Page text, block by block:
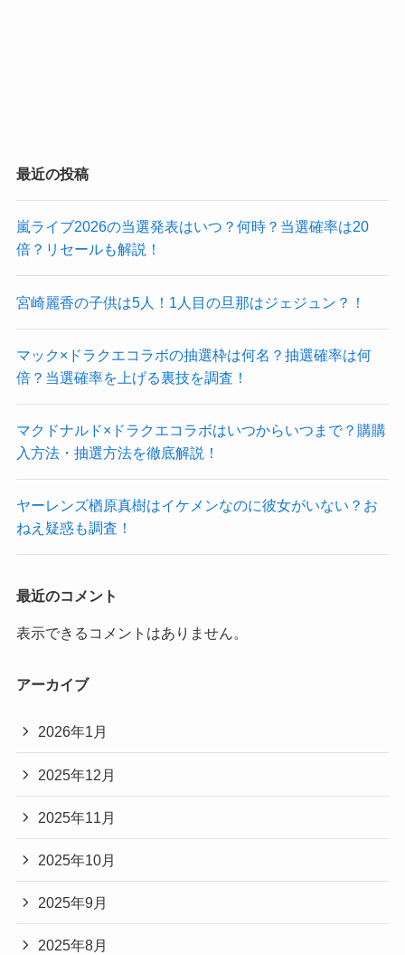
最近の投稿
嵐ライブ2026の当選発表はいつ？何時？当選確率は20
倍？リセールも解説！
宮崎麗香の子供は5人！1人目の旦那はジェジュン？！
マック×ドラクエコラボの抽選枠は何名？抽選確率は何
倍？当選確率を上げる裏技を調査！
マクドナルド×ドラクエコラボはいつからいつまで？購購
入方法・抽選方法を徹底解説！
ヤーレンズ楢原真樹はイケメンなのに彼女がいない？お
ねえ疑惑も調査！
最近のコメント
表示できるコメントはありません。
アーカイブ
2026年1月
2025年12月
2025年11月
2025年10月
2025年9月
2025年8月